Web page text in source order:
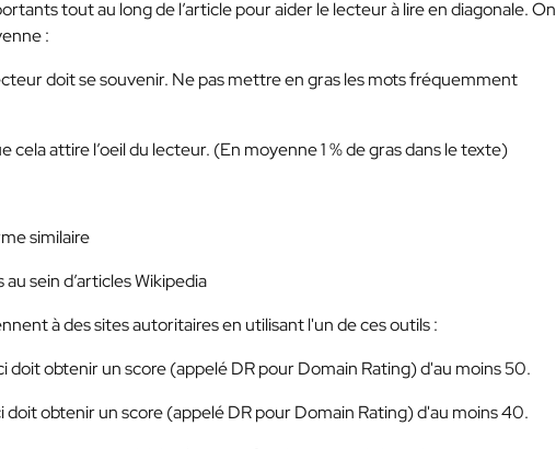
tout au long de l’article pour aider le lecteur à lire en diagonale. On
:
doit se souvenir. Ne pas mettre en gras les mots fréquemment
attire l’oeil du lecteur. (En moyenne 1 % de gras dans le texte)
similaire
sein d’articles Wikipedia
à des sites autoritaires en utilisant l'un de ces outils :
obtenir un score (appelé DR pour Domain Rating) d'au moins 50.
obtenir un score (appelé DR pour Domain Rating) d'au moins 40.